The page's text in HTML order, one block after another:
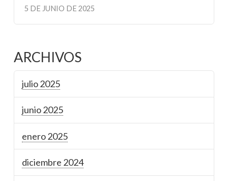
5 DE JUNIO DE 2025
ARCHIVOS
julio 2025
junio 2025
enero 2025
diciembre 2024